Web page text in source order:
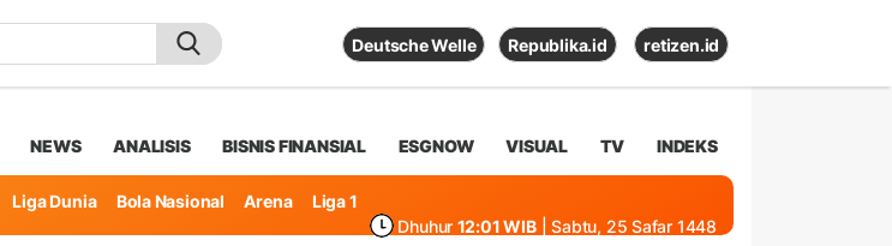
Deutsche Welle Republika.id retizen.id
NEWS ANALISIS BISNIS FINANSIAL ESGNOW VISUAL TV INDEKS
Liga Dunia Bola Nasional Arena
Liga 1
Dhuhur 12:01 WIB | Sabtu, 25 Safar 1448